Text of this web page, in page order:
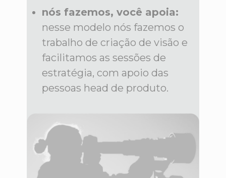
nós fazemos, você apoia:
nesse modelo nós fazemos o
trabalho de criação de visão e
facilitamos as sessões de
estratégia, com apoio das
pessoas head de produto.